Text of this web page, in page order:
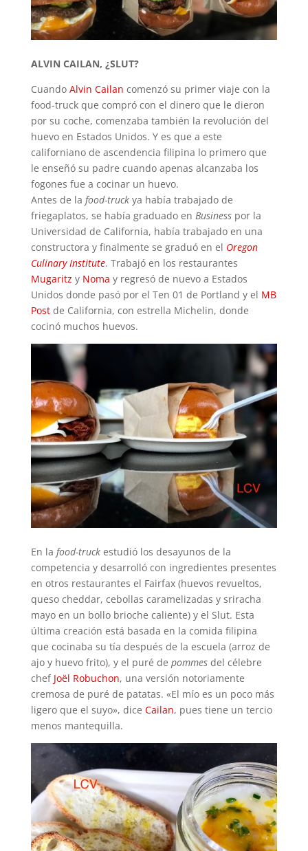
ALVIN CAILAN, ¿SLUT?
Cuando Alvin Cailan comenzó su primer viaje con la
food-truck que compró con el dinero que le dieron
por su coche, comenzaba también la revolución del
huevo en Estados Unidos. Y es que a este
californiano de ascendencia filipina lo primero que
le enseñó su padre cuando apenas alcanzaba los
fogones fue a cocinar un huevo.
Antes de la food-truckya había trabajado de
friegaplatos, se había graduado en Businesspor la
Universidad de California, había trabajado en una
constructora y finalmente se graduó en el Oregon
Culinary Institute. Trabajó en los restaurantes
Mugaritz y Noma y regresó de nuevo a Estados
Unidos donde pasó por el Ten 01 de Portland y el MB
Postde California, con estrella Michelin, donde
cocinó muchos huevos.
En la food-truckestudió los desayunos de la
competencia y desarrolló con ingredientes presentes
en otros restaurantes el Fairfax (huevos revueltos,
queso cheddar, cebollas caramelizadas y sriracha
mayo en un bollo brioche caliente) y el Slut. Esta
última creación está basada en la comida filipina
que cocinaba su tía después de la escuela (arroz de
ajo y huevo frito), y el puré de pommesdel célebre
chef Joël Robuchon, una versión notoriamente
cremosa de puré de patatas. «El mío es un poco más
ligero que el suyo», dice Cailan, pues tiene un tercio
menos mantequilla.